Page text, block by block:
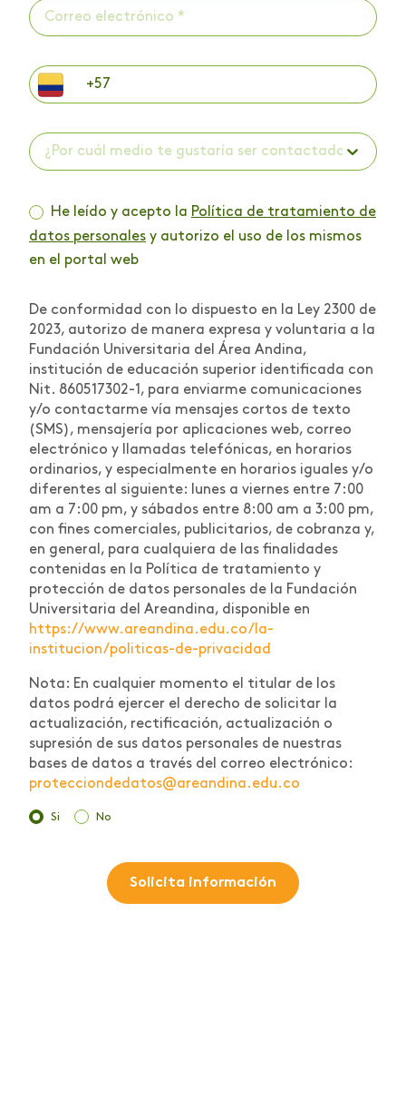
¿Por cuál medio te gustaría ser contactado? *
He leído y acepto la Política de tratamiento de
datos personales y autorizo el uso de los mismos
en el portal web
De conformidad con lo dispuesto en la Ley 2300 de
2023, autorizo de manera expresa y voluntaria a la
Fundación Universitaria del Área Andina,
institución de educación superior identificada con
Nit. 860517302-1, para enviarme comunicaciones
y/o contactarme vía mensajes cortos de texto
(SMS), mensajería por aplicaciones web, correo
electrónico y llamadas telefónicas, en horarios
ordinarios, y especialmente en horarios iguales y/o
diferentes al siguiente: lunes a viernes entre 7:00
am a 7:00 pm, y sábados entre 8:00 am a 3:00 pm,
con fines comerciales, publicitarios, de cobranza y,
en general, para cualquiera de las finalidades
contenidas en la Política de tratamiento y
protección de datos personales de la Fundación
Universitaria del Areandina, disponible en
https://www.areandina.edu.co/la-
institucion/politicas-de-privacidad
Nota: En cualquier momento el titular de los
datos podrá ejercer el derecho de solicitar la
actualización, rectificación, actualización o
supresión de sus datos personales de nuestras
bases de datos a través del correo electrónico:
protecciondedatos@areandina.edu.co
Si No
Solicita información